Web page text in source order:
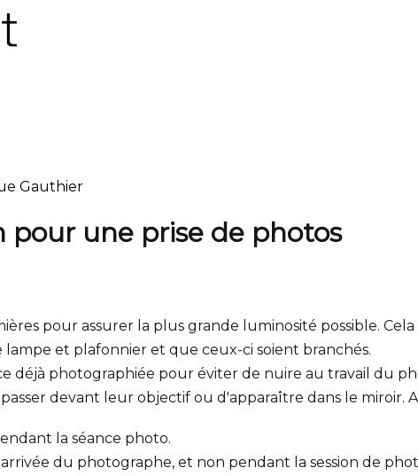
Gauthier
une prise de photos
pour assurer la plus grande luminosité possible.
et plafonnier et que ceux-ci soient branchés.
déjà photographiée pour éviter de nuire au travail du
devant leur objectif ou d'apparaître dans le
la séance photo.
du photographe, et non pendant la session de